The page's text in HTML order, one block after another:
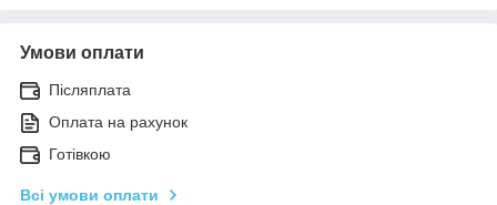
Умови оплати
Післяплата
Оплата на рахунок
Готівкою
Всі умови оплати